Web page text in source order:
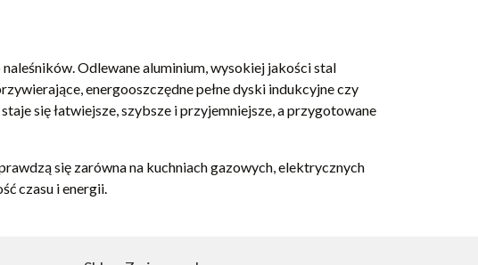
Odlewane aluminium, wysokiej jakości stal
energooszczędne pełne dyski indukcyjne czy
się łatwiejsze, szybsze i przyjemniejsze, a przygotowane
się zarówna na kuchniach gazowych, elektrycznych
czasu i energii.